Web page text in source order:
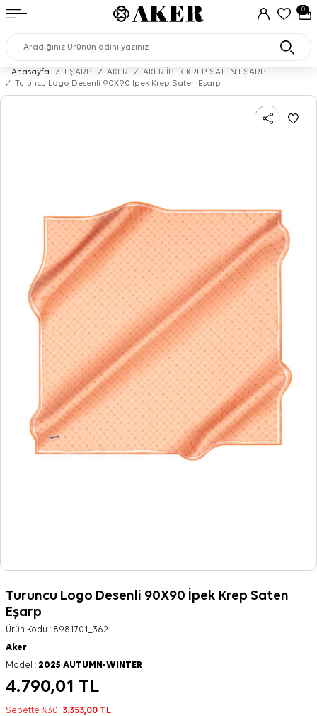
0
Anasayfa / EŞARP / AKER /
AKER İPEK KREP SATEN EŞARP
/
Turuncu Logo Desenli 90X90 İpek Krep Saten Eşarp
Turuncu Logo Desenli 90X90 İpek Krep Saten
Eşarp
Ürün Kodu : 8981701_362
Aker
Model : 2025 AUTUMN-WINTER
4.790,01 TL
Sepette %30 3.353,00 TL